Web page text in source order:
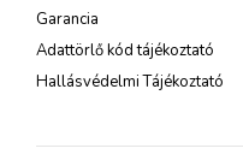
Garancia
Adattörlő kód tájékoztató
Hallásvédelmi Tájékoztató